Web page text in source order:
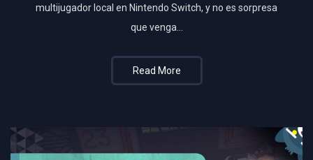
multijugador local en Nintendo Switch, y no es sorpresa
que venga…
Read More